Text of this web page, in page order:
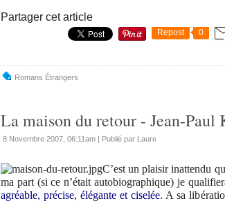
Partager cet article
Repost 0
Romans Étrangers
La maison du retour - Jean-Paul
8 Novembre 2007, 06:11am | Publié par Laure
C’est un plaisir inattendu
ma part (si ce n’était autobiographique) je
agréable, précise, élégante et ciselée. A sa libé